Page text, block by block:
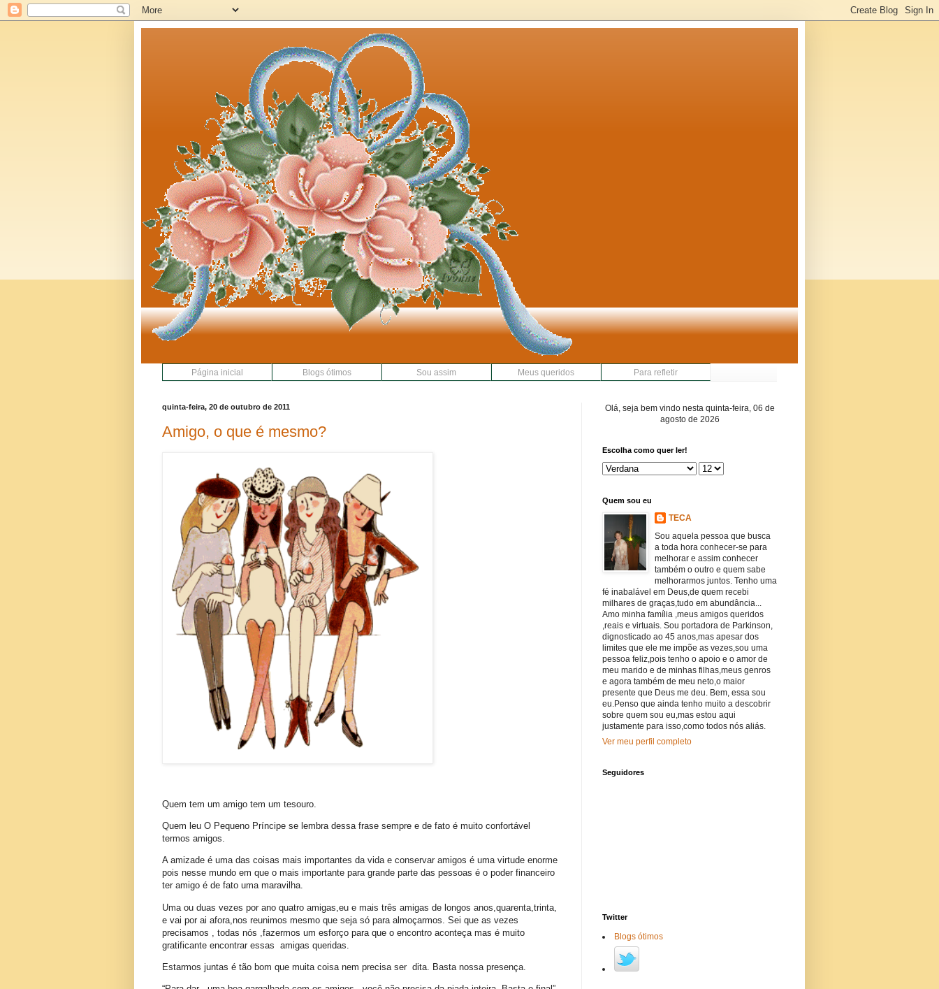
Página inicial Blogs ótimos Sou assim Meus queridos Para refletir
quinta-feira, 20 de outubro de 2011
Amigo, o que é mesmo?
Quem tem um amigo tem um tesouro.
Quem leu O Pequeno Príncipe se lembra dessa frase sempre e de fato é muito confortável
termos amigos.
A amizade é uma das coisas mais importantes da vida e conservar amigos é uma virtude enorme
pois nesse mundo em que o mais importante para grande parte das pessoas é o poder financeiro
ter amigo é de fato uma maravilha.
Uma ou duas vezes por ano quatro amigas,eu e mais três amigas de longos anos,quarenta,trinta,
e vai por ai afora,nos reunimos mesmo que seja só para almoçarmos. Sei que as vezes
precisamos , todas nós ,fazermos um esforço para que o encontro aconteça mas é muito
gratificante encontrar essas amigas queridas.
Estarmos juntas é tão bom que muita coisa nem precisa ser dita. Basta nossa presença.
Olá, seja bem vindo nesta quinta-feira, 06 de
agosto de 2026
Escolha como quer ler!
Quem sou eu
TECA
Sou aquela pessoa que busca
a toda hora conhecer-se para
melhorar e assim conhecer
também o outro e quem sabe
melhorarmos juntos. Tenho uma
fé inabalável em Deus,de quem recebi
milhares de graças,tudo em abundância...
Amo minha família ,meus amigos queridos
,reais e virtuais. Sou portadora de Parkinson,
dignosticado ao 45 anos,mas apesar dos
limites que ele me impõe as vezes,sou uma
pessoa feliz,pois tenho o apoio e o amor de
meu marido e de minhas filhas,meus genros
e agora também de meu neto,o maior
presente que Deus me deu. Bem, essa sou
eu.Penso que ainda tenho muito a descobrir
sobre quem sou eu,mas estou aqui
justamente para isso,como todos nós aliás.
Ver meu perfil completo
Seguidores
Twitter
Blogs ótimos